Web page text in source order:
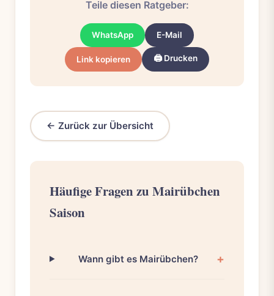
Teile diesen Ratgeber:
WhatsApp E-Mail
Link kopieren 🖨️ Drucken
← Zurück zur Übersicht
Häufige Fragen zu Mairübchen
Saison
Wann gibt es Mairübchen?